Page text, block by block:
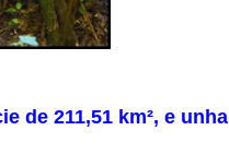
de 211,51 km², e unha